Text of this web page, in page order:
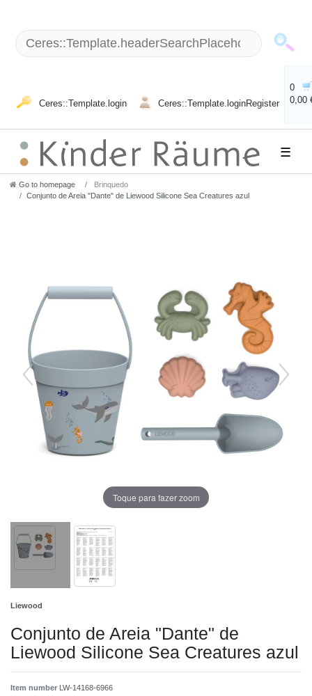
Ceres::Template.login Ceres::Template.loginRegister
0
0,00
☰
Go to homepage
Brinquedo
Conjunto de Areia "Dante" de Liewood Silicone Sea Creatures azul
Toque para fazer zoom
Liewood
Conjunto de Areia "Dante" de
Liewood Silicone Sea Creatures azul
Item number LW-14168-6966